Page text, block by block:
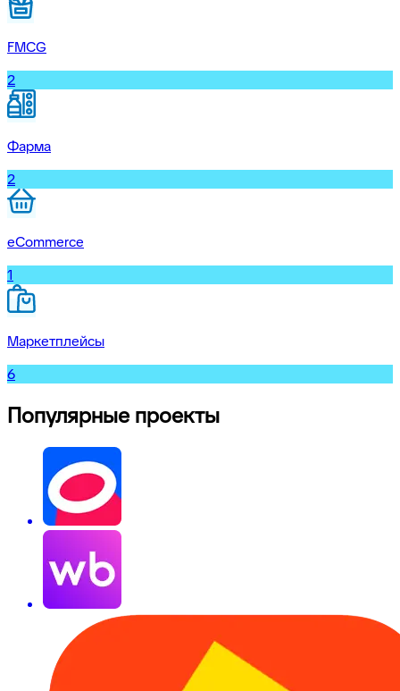
FMCG
2
Фарма
2
eCommerce
1
Маркетплейсы
6
Популярные проекты